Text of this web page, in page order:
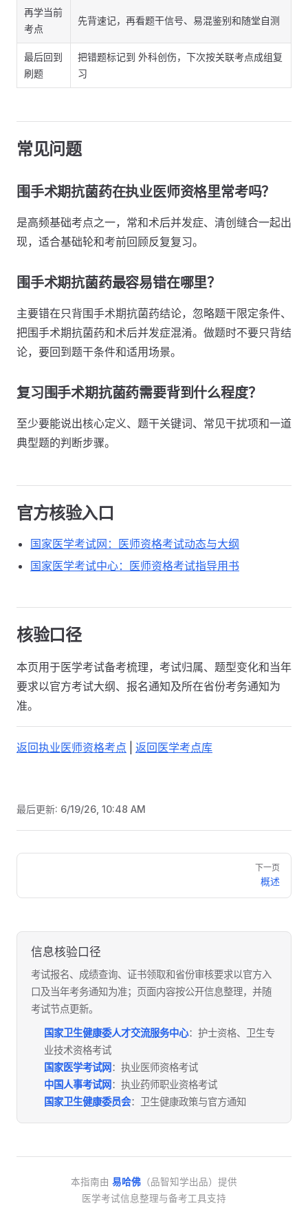
再学当前
考点
先背速记，再看题干信号、易混鉴别和随堂自测
最后回到
刷题
把错题标记到 外科创伤，下次按关联考点成组复
习
常见问题
围手术期抗菌药在执业医师资格里常考吗？
是高频基础考点之一，常和术后并发症、清创缝合一起出
现，适合基础轮和考前回顾反复复习。
围手术期抗菌药最容易错在哪里？
主要错在只背围手术期抗菌药结论，忽略题干限定条件、
把围手术期抗菌药和术后并发症混淆。做题时不要只背结
论，要回到题干条件和适用场景。
复习围手术期抗菌药需要背到什么程度？
至少要能说出核心定义、题干关键词、常见干扰项和一道
典型题的判断步骤。
官方核验入口
国家医学考试网：医师资格考试动态与大纲
国家医学考试中心：医师资格考试指导用书
核验口径
本页用于医学考试备考梳理，考试归属、题型变化和当年
要求以官方考试大纲、报名通知及所在省份考务通知为
准。
返回执业医师资格考点 返回医学考点库
最后更新: 6/19/26, 10:48 AM
Pager
下一页
概述
信息核验口径
考试报名、成绩查询、证书领取和省份审核要求以官方入
口及当年考务通知为准；页面内容按公开信息整理，并随
考试节点更新。
国家卫生健康委人才交流服务中心：护士资格、卫生专
业技术资格考试
国家医学考试网 ：执业医师资格考试
中国人事考试网 ：执业药师职业资格考试
国家卫生健康委员会：卫生健康政策与官方通知
本指南由 易哈佛 （品智知学出品）提供
医学考试信息整理与备考工具支持